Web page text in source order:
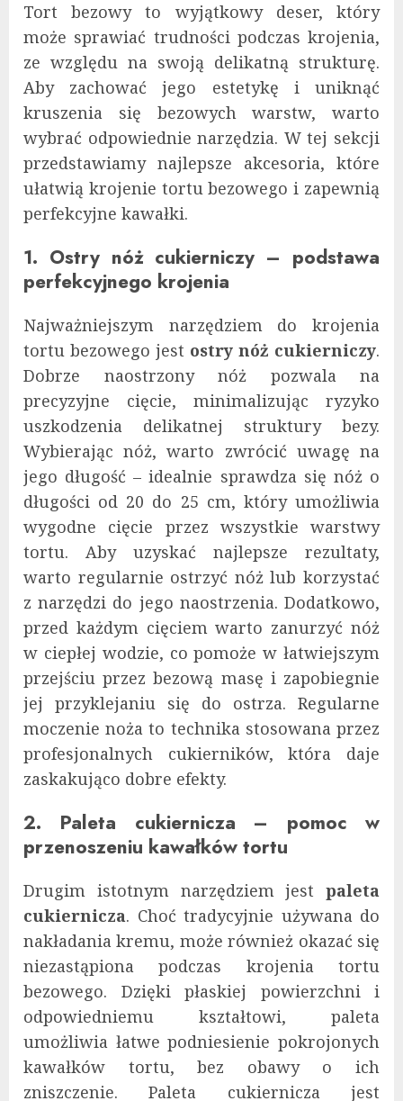
Tort bezowy to wyjątkowy deser, który
może sprawiać trudności podczas krojenia,
ze względu na swoją delikatną strukturę.
Aby zachować jego estetykę i uniknąć
kruszenia się bezowych warstw, warto
wybrać odpowiednie narzędzia. W tej sekcji
przedstawiamy najlepsze akcesoria, które
ułatwią krojenie tortu bezowego i zapewnią
perfekcyjne kawałki.
1. Ostry nóż cukierniczy – podstawa
perfekcyjnego krojenia
Najważniejszym narzędziem do krojenia
tortu bezowego jest ostry nóż cukierniczy.
Dobrze naostrzony nóż pozwala na
precyzyjne cięcie, minimalizując ryzyko
uszkodzenia delikatnej struktury bezy.
Wybierając nóż, warto zwrócić uwagę na
jego długość – idealnie sprawdza się nóż o
długości od 20 do 25 cm, który umożliwia
wygodne cięcie przez wszystkie warstwy
tortu. Aby uzyskać najlepsze rezultaty,
warto regularnie ostrzyć nóż lub korzystać
z narzędzi do jego naostrzenia. Dodatkowo,
przed każdym cięciem warto zanurzyć nóż
w ciepłej wodzie, co pomoże w łatwiejszym
przejściu przez bezową masę i zapobiegnie
jej przyklejaniu się do ostrza. Regularne
moczenie noża to technika stosowana przez
profesjonalnych cukierników, która daje
zaskakująco dobre efekty.
2. Paleta cukiernicza – pomoc w
przenoszeniu kawałków tortu
Drugim istotnym narzędziem jest paleta
cukiernicza. Choć tradycyjnie używana do
nakładania kremu, może również okazać się
niezastąpiona podczas krojenia tortu
bezowego. Dzięki płaskiej powierzchni i
odpowiedniemu kształtowi, paleta
umożliwia łatwe podniesienie pokrojonych
kawałków tortu, bez obawy o ich
zniszczenie. Paleta cukiernicza jest